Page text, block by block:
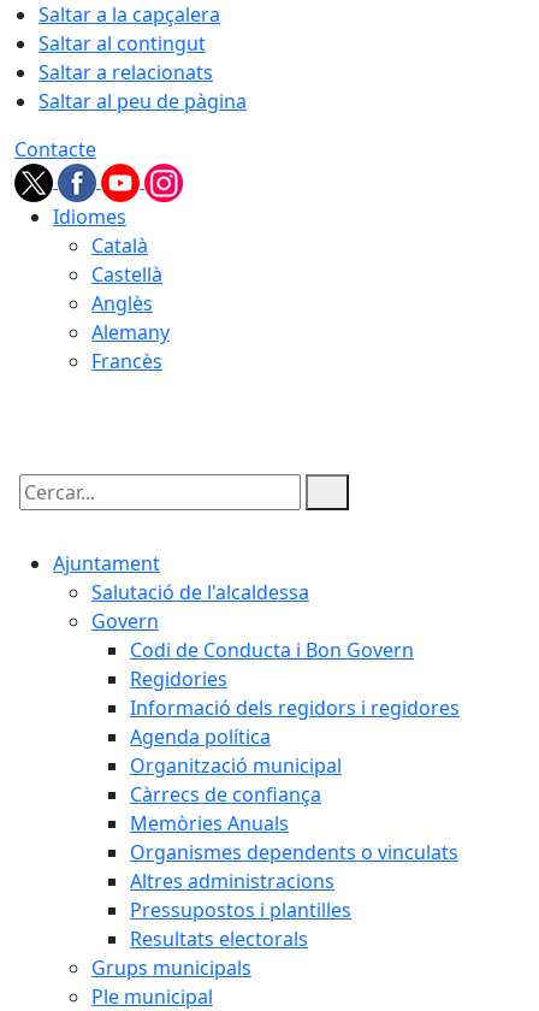
Saltar a la capçalera
Saltar al contingut
Saltar a relacionats
Saltar al peu de pàgina
Contacte
Idiomes
Català
Castellà
Anglès
Alemany
Francès
Cercar:
Ajuntament
Salutació de l'alcaldessa
Govern
Codi de Conducta i Bon Govern
Regidories
Informació dels regidors i regidores
Agenda política
Organització municipal
Càrrecs de confiança
Memòries Anuals
Organismes dependents o vinculats
Altres administracions
Pressupostos i plantilles
Resultats electorals
Grups municipals
Ple municipal